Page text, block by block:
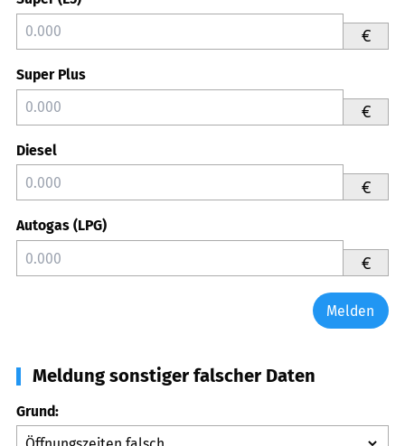
€
Super Plus
€
Diesel
€
Autogas (LPG)
€
Melden
Meldung sonstiger falscher Daten
Grund: